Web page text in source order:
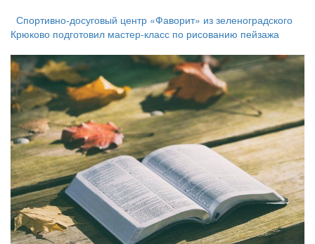
Спортивно-досуговый центр «Фаворит» из зеленоградского
Крюково подготовил мастер-класс по рисованию пейзажа